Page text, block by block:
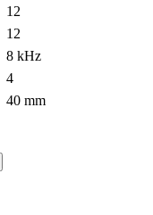
12
12
8 kHz
4
40 mm